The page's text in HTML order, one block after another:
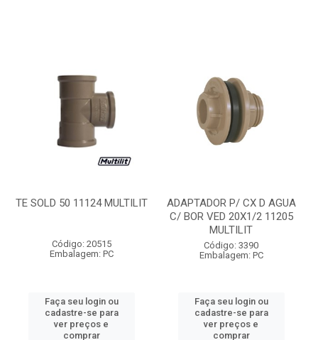
TE SOLD 50 11124 MULTILIT
Código: 20515
Embalagem: PC
Faça seu login ou
cadastre-se para
ver preços e
comprar
ADAPTADOR P/ CX D AGUA
C/ BOR VED 20X1/2 11205
MULTILIT
Código: 3390
Embalagem: PC
Faça seu login ou
cadastre-se para
ver preços e
comprar